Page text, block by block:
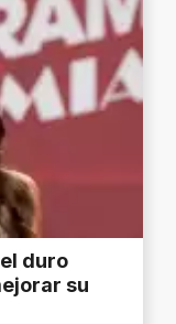
duro
su